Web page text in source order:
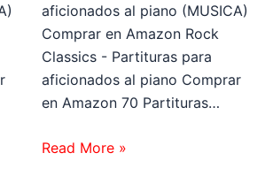
aficionados al piano (MUSICA)
Comprar en Amazon Rock
Classics - Partituras para
aficionados al piano Comprar
en Amazon 70 Partituras…
Read More »